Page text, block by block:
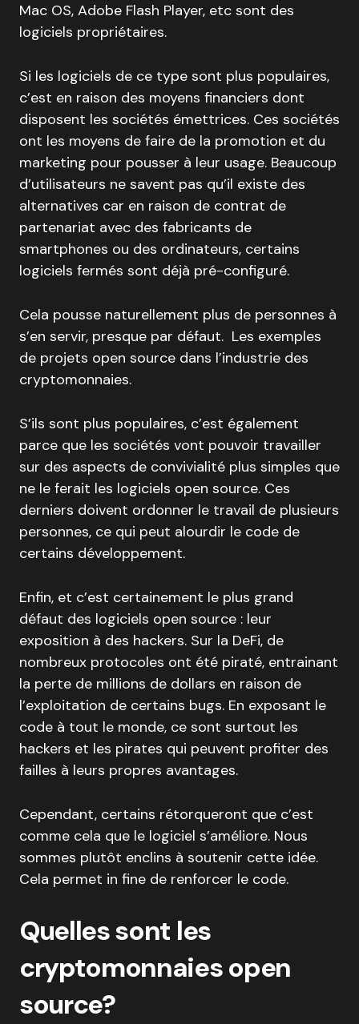
Mac OS, Adobe Flash Player, etc sont des
logiciels propriétaires.
Si les logiciels de ce type sont plus populaires,
c’est en raison des moyens financiers dont
disposent les sociétés émettrices. Ces sociétés
ont les moyens de faire de la promotion et du
marketing pour pousser à leur usage. Beaucoup
d’utilisateurs ne savent pas qu’il existe des
alternatives car en raison de contrat de
partenariat avec des fabricants de
smartphones ou des ordinateurs, certains
logiciels fermés sont déjà pré-configuré.
Cela pousse naturellement plus de personnes à
s’en servir, presque par défaut. Les exemples
de projets open source dans l’industrie des
cryptomonnaies.
S’ils sont plus populaires, c’est également
parce que les sociétés vont pouvoir travailler
sur des aspects de convivialité plus simples que
ne le ferait les logiciels open source. Ces
derniers doivent ordonner le travail de plusieurs
personnes, ce qui peut alourdir le code de
certains développement.
Enfin, et c’est certainement le plus grand
défaut des logiciels open source : leur
exposition à des hackers. Sur la DeFi, de
nombreux protocoles ont été piraté, entrainant
la perte de millions de dollars en raison de
l’exploitation de certains bugs. En exposant le
code à tout le monde, ce sont surtout les
hackers et les pirates qui peuvent profiter des
failles à leurs propres avantages.
Cependant, certains rétorqueront que c’est
comme cela que le logiciel s’améliore. Nous
sommes plutôt enclins à soutenir cette idée.
Cela permet in fine de renforcer le code.
Quelles sont les
cryptomonnaies open
source?